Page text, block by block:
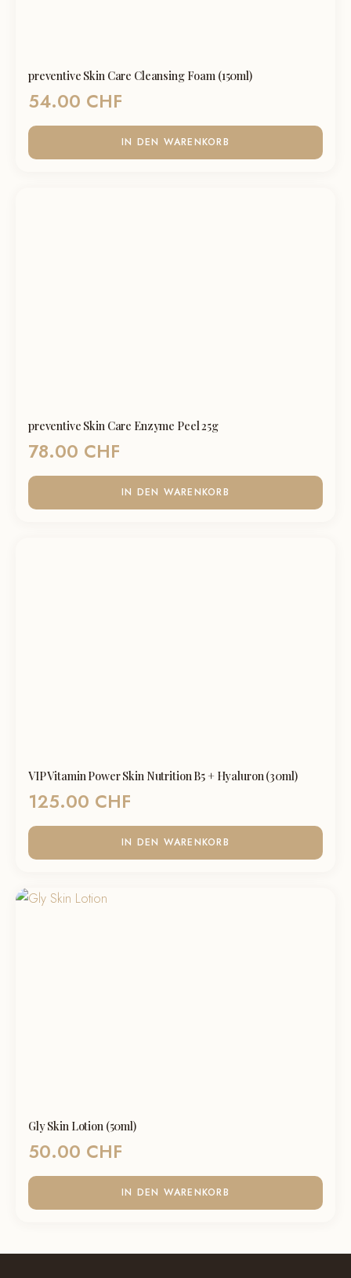
preventive Skin Care Cleansing Foam (150ml)
54.00 CHF
IN DEN WARENKORB
preventive Skin Care Enzyme Peel 25g
78.00 CHF
IN DEN WARENKORB
VIP Vitamin Power Skin Nutrition B5 + Hyaluron (30ml)
125.00 CHF
IN DEN WARENKORB
Gly Skin Lotion (50ml)
50.00 CHF
IN DEN WARENKORB